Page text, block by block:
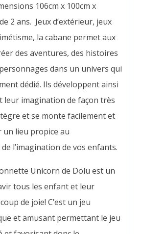
106cm x 100cm x
2 ans. Jeux d’extérieur, jeux
la cabane permet aux
des aventures, des histoires
dans un univers qui
dédié. Ils développent ainsi
leur imagination de façon très
et se monte facilement et
un lieu propice au
l’imagination de vos enfants.
Unicorn de Dolu est un
tous les enfant et leur
de joie! C’est un jeu
et amusant permettant le jeu